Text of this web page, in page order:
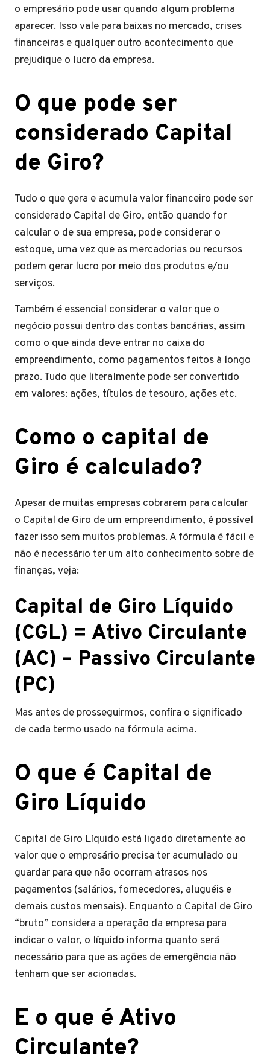
o empresário pode usar quando algum problema
aparecer. Isso vale para baixas no mercado, crises
financeiras e qualquer outro acontecimento que
prejudique o lucro da empresa.
O que pode ser
considerado Capital
de Giro?
Tudo o que gera e acumula valor financeiro pode ser
considerado Capital de Giro, então quando for
calcular o de sua empresa, pode considerar o
estoque, uma vez que as mercadorias ou recursos
podem gerar lucro por meio dos produtos e/ou
serviços.
Também é essencial considerar o valor que o
negócio possui dentro das contas bancárias, assim
como o que ainda deve entrar no caixa do
empreendimento, como pagamentos feitos à longo
prazo. Tudo que literalmente pode ser convertido
em valores: ações, títulos de tesouro, ações etc.
Como o capital de
Giro é calculado?
Apesar de muitas empresas cobrarem para calcular
o Capital de Giro de um empreendimento, é possível
fazer isso sem muitos problemas. A fórmula é fácil e
não é necessário ter um alto conhecimento sobre de
finanças, veja:
Capital de Giro Líquido
(CGL) = Ativo Circulante
(AC) – Passivo Circulante
(PC)
Mas antes de prosseguirmos, confira o significado
de cada termo usado na fórmula acima.
O que é Capital de
Giro Líquido
Capital de Giro Líquido está ligado diretamente ao
valor que o empresário precisa ter acumulado ou
guardar para que não ocorram atrasos nos
pagamentos (salários, fornecedores, aluguéis e
demais custos mensais). Enquanto o Capital de Giro
“bruto” considera a operação da empresa para
indicar o valor, o líquido informa quanto será
necessário para que as ações de emergência não
tenham que ser acionadas.
E o que é Ativo
Circulante?